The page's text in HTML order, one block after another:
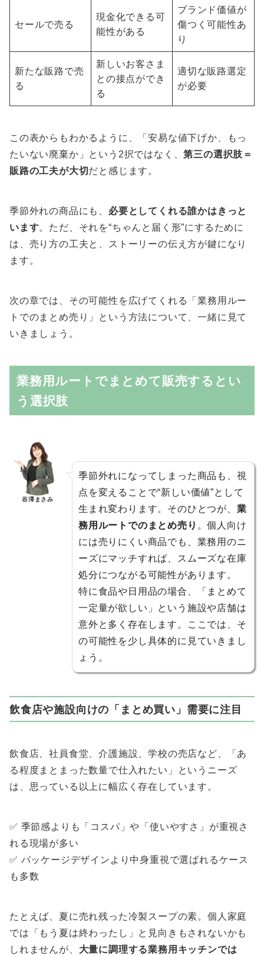
セールで売る
現金化できる可
能性がある
ブランド価値が
傷つく可能性あ
り
新たな販路で売
る
新しいお客さま
との接点ができ
る
適切な販路選定
が必要
この表からもわかるように、「安易な値下げか、もっ
たいない廃棄か」という2択ではなく、第三の選択肢＝
販路の工夫が大切 だと感じます。
季節外れの商品にも、 必要としてくれる誰かはきっと
います。ただ、それを“ちゃんと届く形”にするために
は、売り方の工夫と、ストーリーの伝え方が鍵になり
ます。
次の章では、その可能性を広げてくれる「業務用ルー
トでのまとめ売り」という方法について、一緒に見て
いきましょう。
業務用ルートでまとめて販売するとい
う選択肢
谷澤まさみ
季節外れになってしまった商品も、視
点を変えることで“新しい価値”として
生まれ変わります。そのひとつが、 業
務用ルートでのまとめ売り 。個人向け
には売りにくい商品でも、業務用のニ
ーズにマッチすれば、スムーズな在庫
処分につながる可能性があります。
特に食品や日用品の場合、「まとめて
一定量が欲しい」という施設や店舗は
意外と多く存在します。ここでは、そ
の可能性を少し具体的に見ていきまし
ょう。
飲食店や施設向けの「まとめ買い」需要に注目
飲食店、社員食堂、介護施設、学校の売店など、「あ
る程度まとまった数量で仕入れたい」というニーズ
は、思っている以上に幅広く存在しています。
✅ 季節感よりも「コスパ」や「使いやすさ」が重視さ
れる現場が多い
✅ パッケージデザインより中身重視で選ばれるケース
も多数
たとえば、夏に売れ残った冷製スープの素。個人家庭
では「もう夏は終わったし」と見向きもされないかも
しれませんが、 大量に調理する業務用キッチンでは